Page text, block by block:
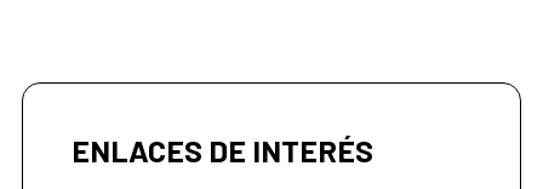
ENLACES DE INTERÉS